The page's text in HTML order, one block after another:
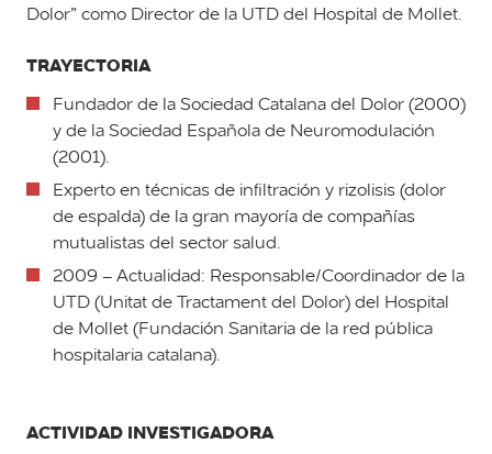
Dolor” como Director de la UTD del Hospital de Mollet.
TRAYECTORIA
Fundador de la Sociedad Catalana del Dolor (2000)
y de la Sociedad Española de Neuromodulación
(2001).
Experto en técnicas de infiltración y rizolisis (dolor
de espalda) de la gran mayoría de compañías
mutualistas del sector salud.
2009 – Actualidad: Responsable/Coordinador de la
UTD (Unitat de Tractament del Dolor) del Hospital
de Mollet (Fundación Sanitaria de la red pública
hospitalaria catalana).
ACTIVIDAD INVESTIGADORA